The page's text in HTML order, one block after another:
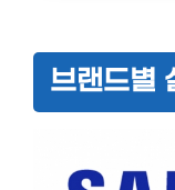
브랜드별